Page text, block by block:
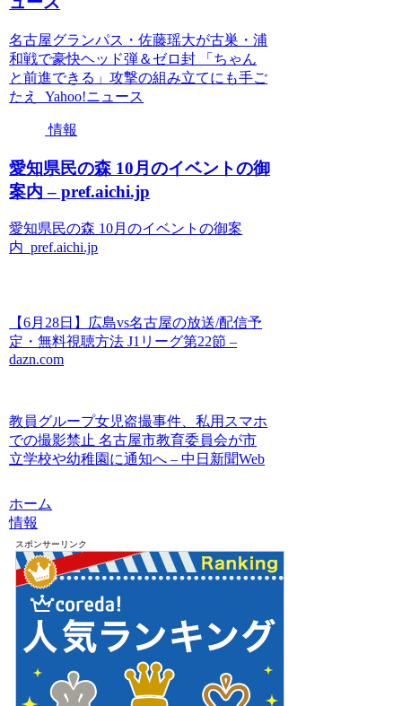
名古屋グランパス・佐藤瑶大が古巣・浦
和戦で豪快ヘッド弾＆ゼロ封 「ちゃん
と前進できる」攻撃の組み立てにも手ご
たえ Yahoo!ニュース
情報
愛知県民の森 10月のイベントの御
案内 – pref.aichi.jp
愛知県民の森 10月のイベントの御案
内 pref.aichi.jp
【6月28日】広島vs名古屋の放送/配信予
定・無料視聴方法 J1リーグ第22節 –
dazn.com
教員グループ女児盗撮事件、私用スマホ
での撮影禁止 名古屋市教育委員会が市
立学校や幼稚園に通知へ – 中日新聞Web
ホーム
情報
スポンサーリンク